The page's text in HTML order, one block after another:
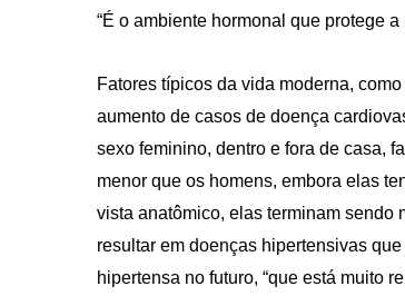
“É o ambiente hormonal que protege
Fatores típicos da vida moderna,
aumento de casos de doença
sexo feminino, dentro e fora de casa,
menor que os homens, embora elas
vista anatômico, elas terminam sendo
resultar em doenças hipertensivas
hipertensa no futuro, “que está muito